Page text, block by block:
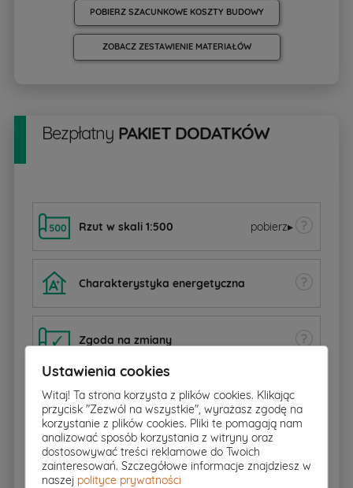
POBIERZ SZACUNKOWE KOSZTY BUDOWY
ZOBACZ ZESTAWIENIE MATERIAŁÓW
Bezpłatny PAKIET DODATKÓW
Rzut w skali 1:500 pobierz▸
Charakterystyka energetyczna
Zgoda na zmiany
Dziennik budowy
Pakiet kotłownia na paliwo stałe
Ustawienia cookies
Witaj! Ta strona korzysta z plików cookies. Klikając
przycisk "Zezwól na wszystkie", wyrażasz zgodę na
korzystanie z plików cookies. Pliki te pomagają nam
analizować sposób korzystania z witryny oraz
dostosowywać treści reklamowe do Twoich
zainteresowań. Szczegółowe informacje znajdziesz w
naszej polityce prywatności